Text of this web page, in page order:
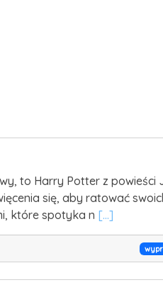
to Harry Potter z powieści
się, aby ratować
które spotyka n [...]